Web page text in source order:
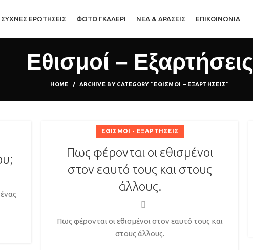
ΣΥΧΝΕΣ ΕΡΩΤΗΣΕΙΣ ΦΩΤΟ ΓΚΑΛΕΡΙ ΝΕΑ & ΔΡΑΣΕΙΣ ΕΠΙΚΟΙΝΩΝΙΑ
Εθισμοί – Εξαρτήσεις
HOME ARCHIVE BY CATEGORY "ΕΘΙΣΜΟΊ – ΕΞΑΡΤΉΣΕΙΣ"
ΕΘΙΣΜΟΊ - ΕΞΑΡΤΉΣΕΙΣ
Πως φέρονται οι εθισμένοι
στον εαυτό τους και στους
άλλους.
Πως φέρονται οι εθισμένοι στον εαυτό τους και
στους άλλους.